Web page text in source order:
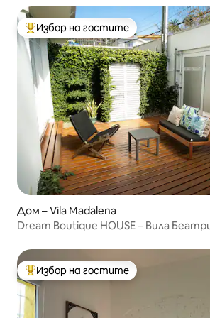
Най-популярен избор на гостите
Избор на гостите
Дом – Vila Madalena
Dream Boutique HOUSE – Вила
Най-популярен избор на гостите
Избор на гостите